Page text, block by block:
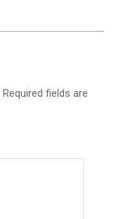
Required fields are